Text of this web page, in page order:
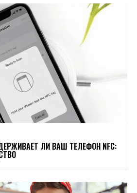
ЛИ ВАШ ТЕЛЕФОН NFC: